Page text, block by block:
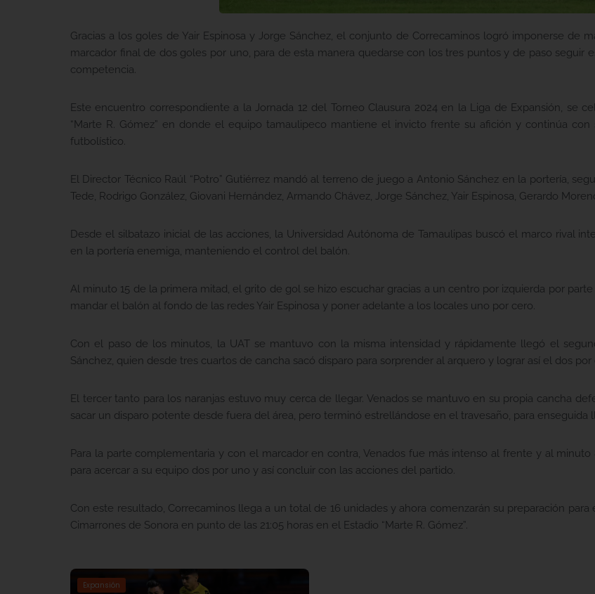
Gracias a los goles de Yair Espinosa y Jorge Sánchez, el conjunto de Correcaminos logró imponerse de
marcador final de dos goles por uno, para de esta manera quedarse con los tres puntos y de paso seguir
competencia.
Este encuentro correspondiente a la Jornada 12 del Torneo Clausura 2024 en la Liga de Expansión, se
“Marte R. Gómez” en donde el equipo tamaulipeco mantiene el invicto frente su afición y continúa
futbolístico.
El Director Técnico Raúl “Potro” Gutiérrez mandó al terreno de juego a Antonio Sánchez en la portería,
Tede, Rodrigo González, Giovani Hernández, Armando Chávez, Jorge Sánchez, Yair Espinosa, Gerardo
Desde el silbatazo inicial de las acciones, la Universidad Autónoma de Tamaulipas buscó el marco rival
en la portería enemiga, manteniendo el control del balón.
Al minuto 15 de la primera mitad, el grito de gol se hizo escuchar gracias a un centro por izquierda por
mandar el balón al fondo de las redes Yair Espinosa y poner adelante a los locales uno por cero.
Con el paso de los minutos, la UAT se mantuvo con la misma intensidad y rápidamente llegó el
Sánchez, quien desde tres cuartos de cancha sacó disparo para sorprender al arquero y lograr así el dos por
El tercer tanto para los naranjas estuvo muy cerca de llegar. Venados se mantuvo en su propia cancha
sacar un disparo potente desde fuera del área, pero terminó estrellándose en el travesaño, para
Para la parte complementaria y con el marcador en contra, Venados fue más intenso al frente y al
para acercar a su equipo dos por uno y así concluir con las acciones del partido.
Con este resultado, Correcaminos llega a un total de 16 unidades y ahora comenzarán su preparación
Cimarrones de Sonora en punto de las 21:05 horas en el Estadio “Marte R. Gómez”.
Expansión